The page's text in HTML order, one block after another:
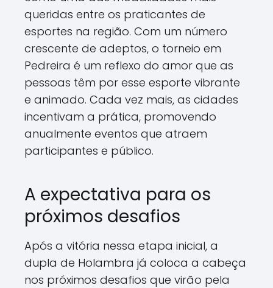
queridas entre os praticantes de
esportes na região. Com um número
crescente de adeptos, o torneio em
Pedreira é um reflexo do amor que as
pessoas têm por esse esporte vibrante
e animado. Cada vez mais, as cidades
incentivam a prática, promovendo
anualmente eventos que atraem
participantes e público.
A expectativa para os
próximos desafios
Após a vitória nessa etapa inicial, a
dupla de Holambra já coloca a cabeça
nos próximos desafios que virão pela